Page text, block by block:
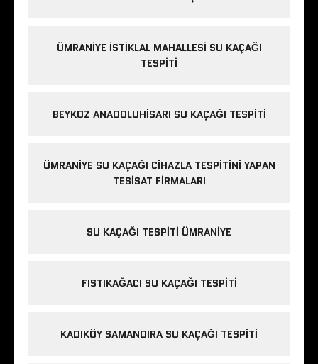
ÜMRANIYE İSTIKLAL MAHALLESI SU KAÇAĞI
TESPITI
BEYKOZ ANADOLUHISARI SU KAÇAĞI TESPITI
ÜMRANIYE SU KAÇAĞI CIHAZLA TESPITINI YAPAN
TESISAT FIRMALARI
SU KAÇAĞI TESPITI ÜMRANIYE
FISTIKAĞACI SU KAÇAĞI TESPITI
KADIKÖY SAMANDIRA SU KAÇAĞI TESPITI